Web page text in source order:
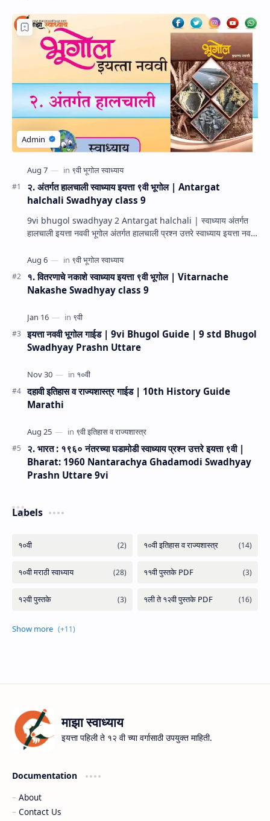
२. अंतर्गत हालचाली स्वाध्याय इयत्ता ९वी भूगोल | Antargat
halchali Swadhyay class 9
9vi bhugol swadhyay 2 Antargat halchali | स्वाध्याय अंतर्गत
हालचाली इयत्ता नववी भूगोल अंतर्गत हालचाली प्रश्न उत्तरे स्वाध्याय इयत्ता नववी
१. वितरणाचे नकाशे स्वाध्याय इयत्ता ९वी भूगोल | Vitarnache
Nakashe Swadhyay class 9
इयत्ता नववी भूगोल गाईड | 9vi Bhugol Guide | 9 std Bhugol
Swadhyay Prashn Uttare
दहावी इतिहास व राज्यशास्त्र गाईड | 10th History Guide
Marathi
२. भारत : १९६० नंतरच्या घडामोडी स्वाध्याय प्रश्न उत्तरे इयत्ता ९वी |
Bharat: 1960 Nantarachya Ghadamodi Swadhyay
Prashn Uttare 9vi
Labels
माझा स्वाध्याय
इयत्ता पहिली ते १२ वी च्या वर्गासाठी उपयुक्त माहिती.
Documentation
About
Contact Us